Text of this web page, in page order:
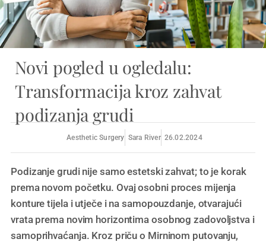
Novi pogled u ogledalu:
Transformacija kroz zahvat
podizanja grudi
Aesthetic Surgery Sara River 26.02.2024
Podizanje grudi nije samo estetski zahvat; to je korak
prema novom početku. Ovaj osobni proces mijenja
konture tijela i utječe i na samopouzdanje, otvarajući
vrata prema novim horizontima osobnog zadovoljstva i
samoprihvaćanja. Kroz priču o Mirninom putovanju,